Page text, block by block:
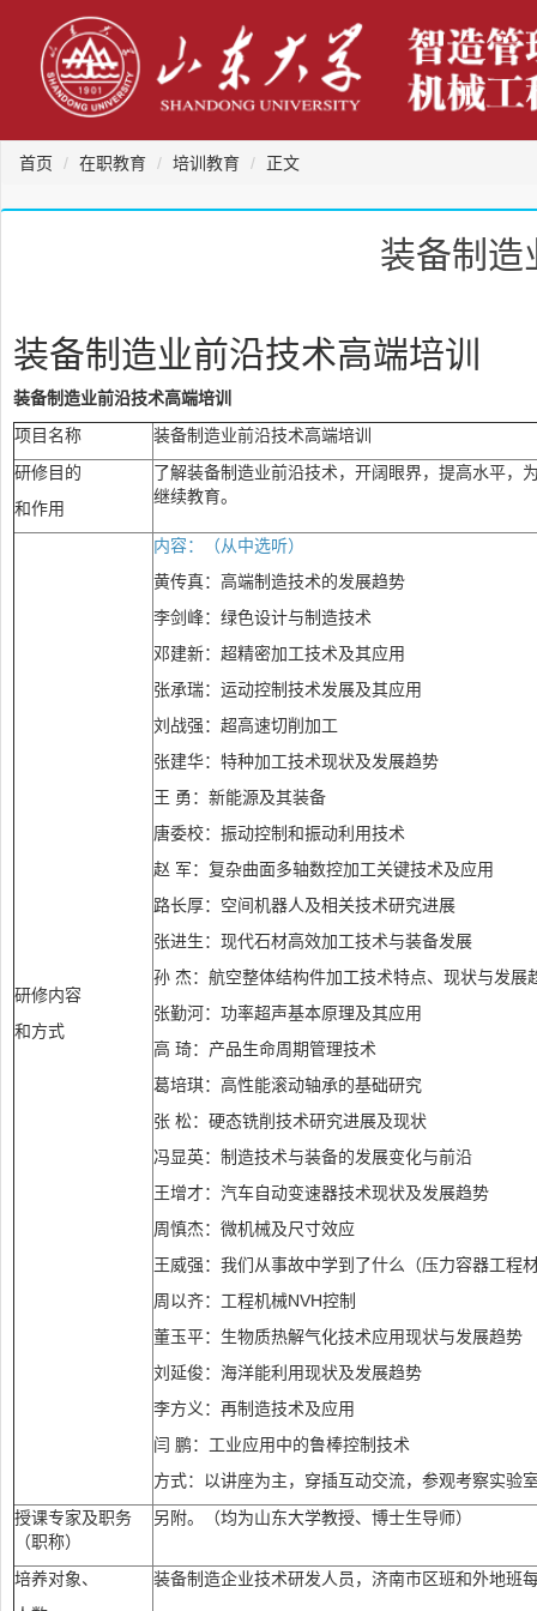
首页 在职教育 培训教育 正文
装备制造
装备制造业前沿技术高端培训
装备制造业前沿技术高端培训
项目名称
装备制造业前沿技术高端培训
研修目的
和作用
了解装备制造业前沿技术，开阔眼界，提高水平，
继续教育。
研修内容
和方式
内容：（从中选听）
黄传真：高端制造技术的发展趋势
李剑峰：绿色设计与制造技术
邓建新：超精密加工技术及其应用
张承瑞：运动控制技术发展及其应用
刘战强：超高速切削加工
张建华：特种加工技术现状及发展趋势
王 勇：新能源及其装备
唐委校：振动控制和振动利用技术
赵 军：复杂曲面多轴数控加工关键技术及应用
路长厚：空间机器人及相关技术研究进展
张进生：现代石材高效加工技术与装备发展
孙 杰：航空整体结构件加工技术特点、现状与发展
张勤河：功率超声基本原理及其应用
高 琦：产品生命周期管理技术
葛培琪：高性能滚动轴承的基础研究
张 松：硬态铣削技术研究进展及现状
冯显英：制造技术与装备的发展变化与前沿
王增才：汽车自动变速器技术现状及发展趋势
周慎杰：微机械及尺寸效应
王威强：我们从事故中学到了什么（压力容器工程
周以齐：工程机械NVH控制
董玉平：生物质热解气化技术应用现状与发展趋势
刘延俊：海洋能利用现状及发展趋势
李方义：再制造技术及应用
闫 鹏：工业应用中的鲁棒控制技术
方式：以讲座为主，穿插互动交流，参观考察实验
授课专家及职务
（职称）
另附。（均为山东大学教授、博士生导师）
培养对象、
装备制造企业技术研发人员，济南市区班和外地班